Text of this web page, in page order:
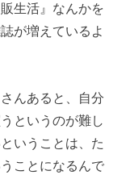
生活』なんかを
が増えているよ
んあると、自分
というのが難し
いうことは、た
ことになるんで